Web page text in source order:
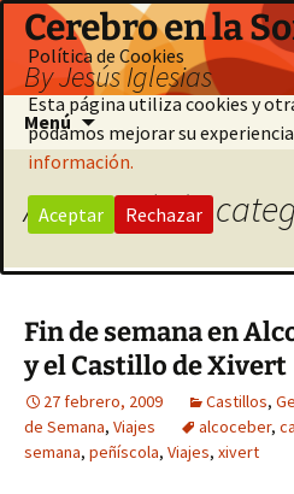
Saltar
contenido
Cerebro en la
By Jesús Iglesias
Menú
Archivo de la
Fin de semana en
y el Castillo de Xivert
27 febrero, 2009 Castillos,
de Semana, Viajes alcoceber,
semana, peñíscola, Viajes, xivert
Política de Cookies
Esta página utiliza cookies y
podamos mejorar su
información.
Aceptar Rechazar